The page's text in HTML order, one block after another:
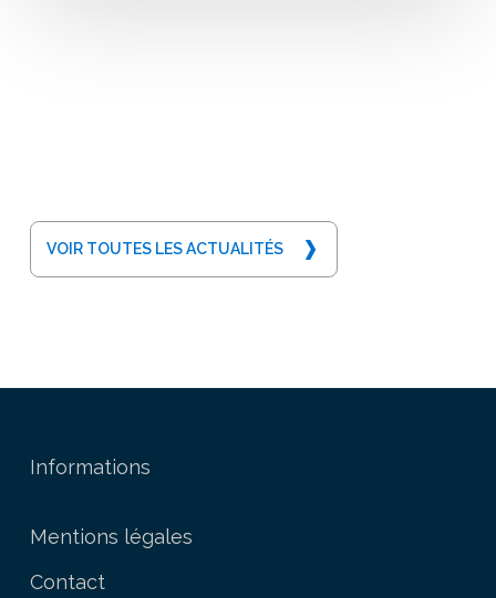
VOIR TOUTES LES ACTUALITÉS
Informations
Mentions légales
Contact